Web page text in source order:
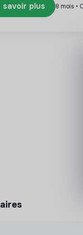
savoir plus 8 mois •